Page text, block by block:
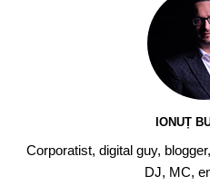
IONUȚ
Corporatist, digital guy,
DJ, MC,